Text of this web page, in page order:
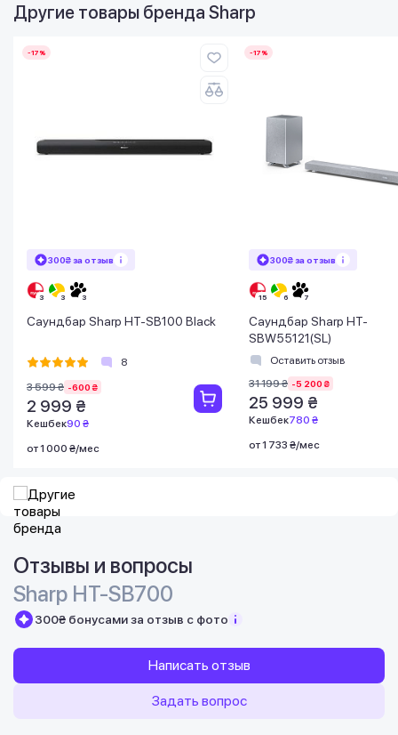
Другие товары бренда Sharp
-17%
300₴ за отзыв
Саундбар Sharp HT-SB100 Black
8
3 599 ₴ -600 ₴
2 999 ₴
Кешбек90 ₴
от 1 000 ₴/мес
-17%
300₴ за отзыв
Саундбар Sharp HT-
SBW55121(SL)
Оставить отзыв
31 199 ₴ -5 200 ₴
25 999 ₴
Кешбек780 ₴
от 1 733 ₴/мес
Отзывы и вопросы
Sharp HT-SB700
300₴ бонусами за отзыв с фото
Написать отзыв
Задать вопрос